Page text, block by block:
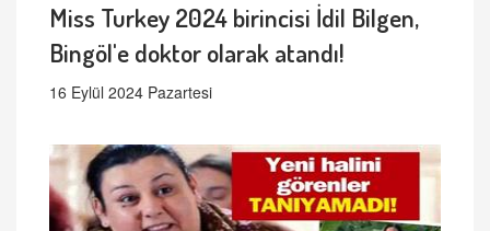
Miss Turkey 2024 birincisi İdil Bilgen,
Bingöl'e doktor olarak atandı!
16 Eylül 2024 Pazartesi